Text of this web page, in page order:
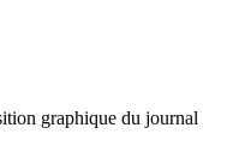
graphique du journal